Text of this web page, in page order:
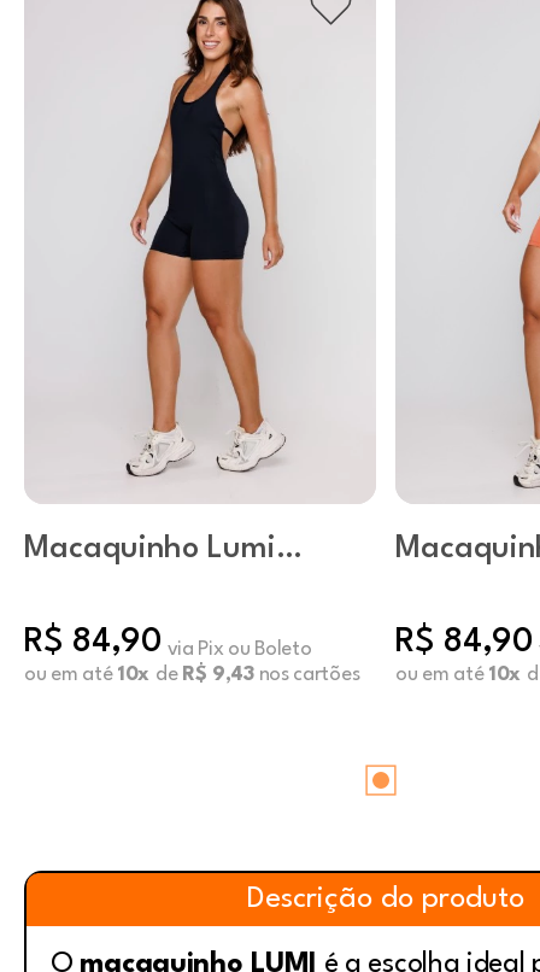
Macaquinho Lumi
R$ 84,90 via Pix ou Boleto
ou em até 10x de R$ 9,43nos cartões
R$ 84,90
ou em até 10x
Descrição do produto
O macaquinho LUMI é a escolha